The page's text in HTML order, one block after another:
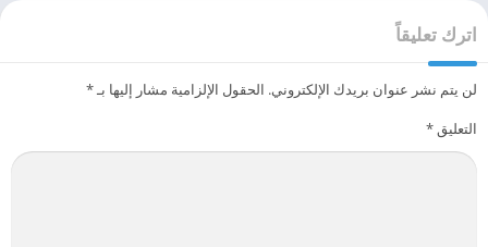
اترك تعليقاً
لن يتم نشر عنوان بريدك الإلكتروني. الحقول الإلزامية مشار إليها بـ*
التعليق *